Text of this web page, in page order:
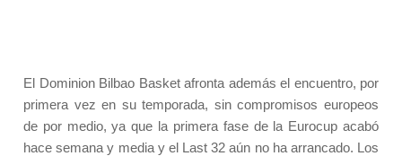
El Dominion Bilbao Basket afronta además el encuentro, por
primera vez en su temporada, sin compromisos europeos
de por medio, ya que la primera fase de la Eurocup acabó
hace semana y media y el Last 32 aún no ha arrancado. Los